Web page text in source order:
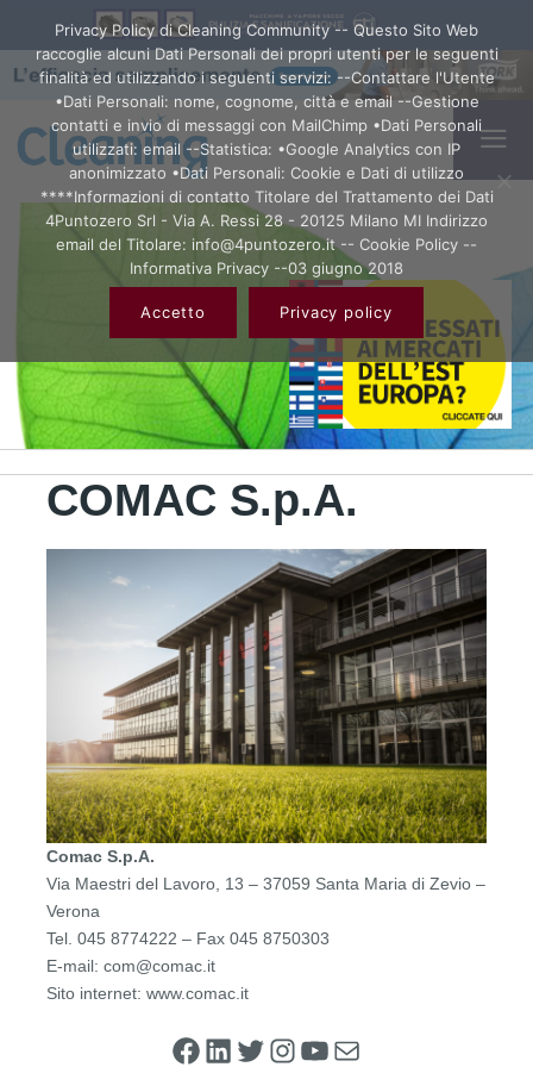
COMAC S.p.A.
Comac S.p.A.
Via Maestri del Lavoro, 13 – 37059 Santa Maria di Zevio –
Verona
Tel. 045 8774222 – Fax 045 8750303
E-mail: com@comac.it
Sito internet: www.comac.it
Facebook
LinkedIn
Twitter
Instagram
YouTube
Email
Privacy Policy di Cleaning Community -- Questo Sito Web
raccoglie alcuni Dati Personali dei propri utenti per le seguenti
finalità ed utilizzando i seguenti servizi: --Contattare l'Utente
•Dati Personali: nome, cognome, città e email --Gestione
contatti e invio di messaggi con MailChimp •Dati Personali
utilizzati: email --Statistica: •Google Analytics con IP
anonimizzato •Dati Personali: Cookie e Dati di utilizzo
****Informazioni di contatto Titolare del Trattamento dei Dati
4Puntozero Srl - Via A. Ressi 28 - 20125 Milano MI Indirizzo
email del Titolare: info@4puntozero.it -- Cookie Policy --
Informativa Privacy --03 giugno 2018
Accetto Privacy policy